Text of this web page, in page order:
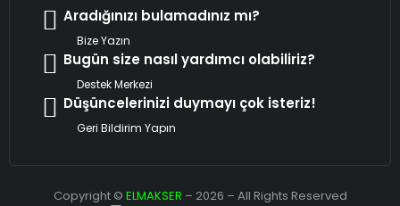
Aradığınızı bulamadınız mı?
Bize Yazın
Bugün size nasıl yardımcı olabiliriz?
Destek Merkezi
Düşüncelerinizi duymayı çok isteriz!
Geri Bildirim Yapın
Copyright © ELMAKSER – 2026 – All Rights Reserved